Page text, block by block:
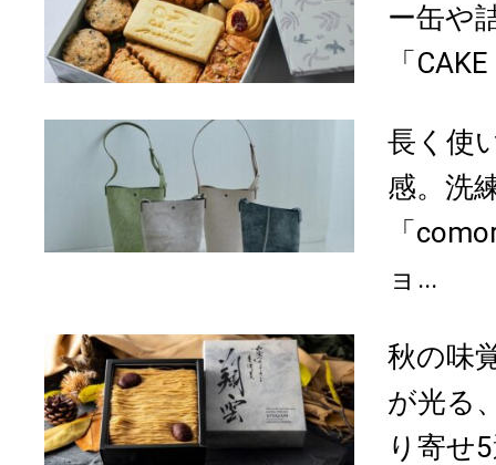
ー缶や
「
長く使
感。洗
「
ョ...
秋の味
が光る
り寄せ